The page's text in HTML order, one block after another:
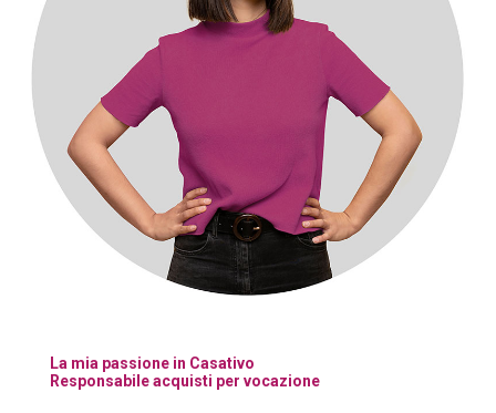
La mia passione in Casativo
Responsabile acquisti per vocazione